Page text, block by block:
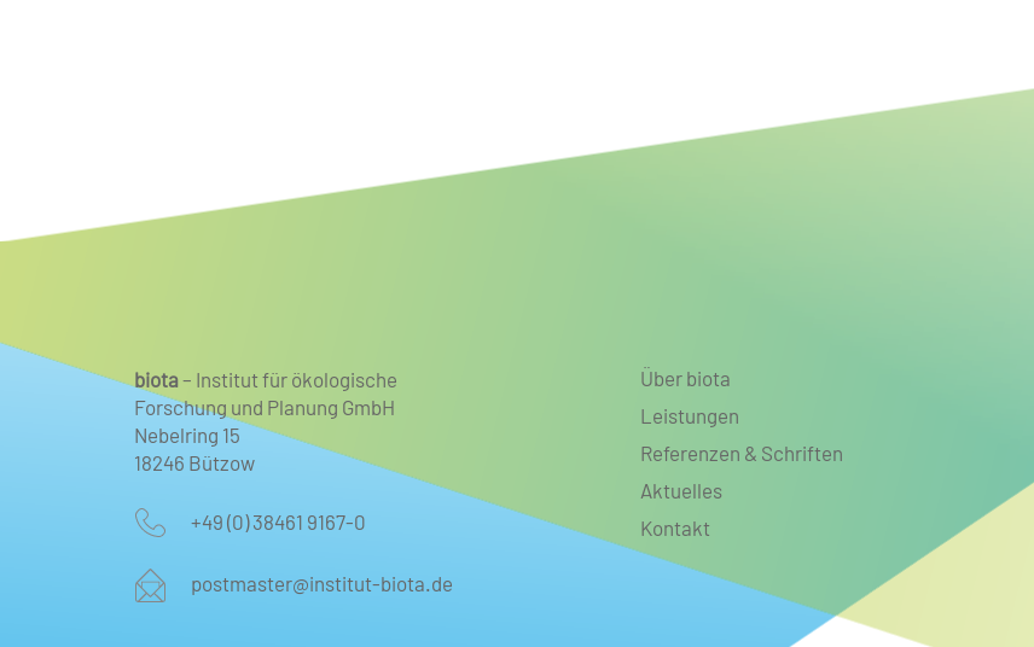
Auenlandschaften für mehr
Biodiversität, Klimaanpassung
biota– Institut für ökologische
Forschung und Planung GmbH
Nebelring 15
18246 Bützow
+49 (0) 38461 9167-0
postmaster@institut-biota.de
Über biota
Leistungen
Referenzen & Schriften
Aktuelles
Kontakt